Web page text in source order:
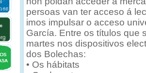
persoas van ter acceso á
imos impulsar o acceso
García. Entre os títulos que
martes nos dispositivos
dos Bolechas:
• Os hábitats